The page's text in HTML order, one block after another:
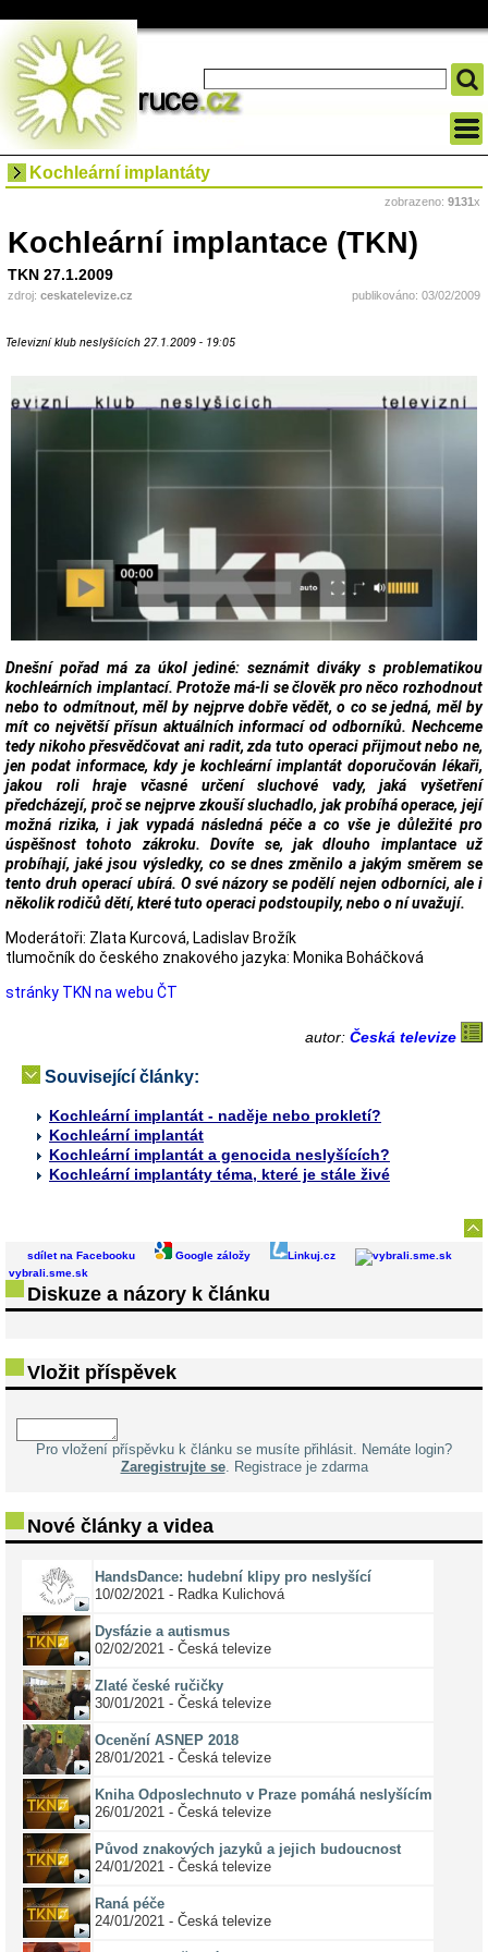
Kochleární implantáty
zobrazeno: 9131x
Kochleární implantace (TKN)
TKN 27.1.2009
zdroj: ceskatelevize.cz publikováno: 03/02/2009
Televizní klub neslyšících 27.1.2009 - 19:05
Dnešní pořad má za úkol jediné: seznámit diváky s problematikou
kochleárních implantací. Protože má-li se člověk pro něco rozhodnout
nebo to odmítnout, měl by nejprve dobře vědět, o co se jedná, měl by
mít co největší přísun aktuálních informací od odborníků. Nechceme
tedy nikoho přesvědčovat ani radit, zda tuto operaci přijmout nebo ne,
jen podat informace, kdy je kochleární implantát doporučován lékaři,
jakou roli hraje včasné určení sluchové vady, jaká vyšetření
předcházejí, proč se nejprve zkouší sluchadlo, jak probíhá operace, její
možná rizika, i jak vypadá následná péče a co vše je důležité pro
úspěšnost tohoto zákroku. Dovíte se, jak dlouho implantace už
probíhají, jaké jsou výsledky, co se dnes změnilo a jakým směrem se
tento druh operací ubírá. O své názory se podělí nejen odborníci, ale i
několik rodičů dětí, které tuto operaci podstoupily, nebo o ní uvažují.
Moderátoři: Zlata Kurcová, Ladislav Brožík
tlumočník do českého znakového jazyka: Monika Boháčková
stránky TKN na webu ČT
autor: Česká televize
Související články:
Kochleární implantát - naděje nebo prokletí?
Kochleární implantát
Kochleární implantát a genocida neslyšících?
Kochleární implantáty téma, které je stále živé
sdílet na Facebooku Google záložy
Linkuj.cz
vybrali.sme.sk
Diskuze a názory k článku
Vložit příspěvek
Pro vložení příspěvku k článku se musíte přihlásit. Nemáte login?
Zaregistrujte se. Registrace je zdarma
Nové články a videa
HandsDance: hudební klipy pro neslyšící
10/02/2021 - Radka Kulichová
Dysfázie a autismus
02/02/2021 - Česká televize
Zlaté české ručičky
30/01/2021 - Česká televize
Ocenění ASNEP 2018
28/01/2021 - Česká televize
Kniha Odposlechnuto v Praze pomáhá neslyšícím
26/01/2021 - Česká televize
Původ znakových jazyků a jejich budoucnost
24/01/2021 - Česká televize
Raná péče
24/01/2021 - Česká televize